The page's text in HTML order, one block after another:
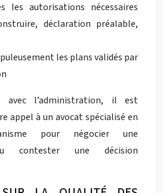
les autorisations nécessaires
déclaration préalable,
les plans validés par
l’administration, il est
appel à un avocat spécialisé en
pour négocier une
contester une décision